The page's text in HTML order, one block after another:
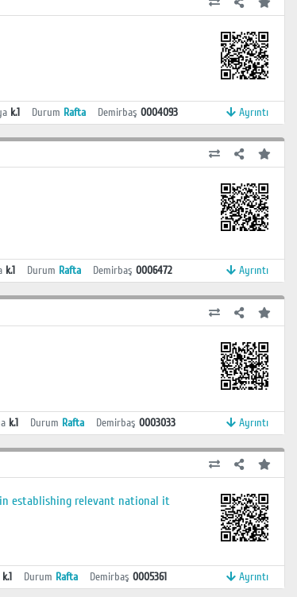
k.1 Durum Rafta Demirbaş 0004093 Ayrıntı
k.1 Durum Rafta Demirbaş 0006472 Ayrıntı
k.1 Durum Rafta Demirbaş 0003033 Ayrıntı
establishing relevant national it
k.1 Durum Rafta Demirbaş 0005361 Ayrıntı